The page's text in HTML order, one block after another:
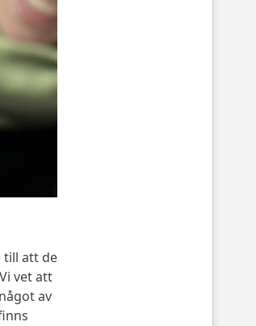
till att de
vet att
av